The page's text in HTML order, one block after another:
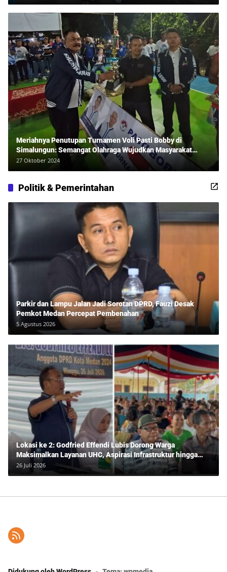
Meriahnya Penutupan Turnamen Voli Pasti Bobby di
Simalungun: Semangat Olahraga Wujudkan Masyarakat
Sehat Bersama Erwan Rozadi dan Ribuan Penonton!
27 Oktober 2024
Politik & Pemerintahan
Parkir dan Lampu Jalan Jadi Sorotan DPRD, Fauzi Desak
Pemkot Medan Percepat Pembenahan
5 Agustus 2026
Lokasi ke 2: Godfried Effendi Lubis Dorong Warga
Maksimalkan Layanan UHC, Aspirasi Infrastruktur hingga
Pendidikan Mengemuka dalam Reses Medan Amplas
26 Juli 2026